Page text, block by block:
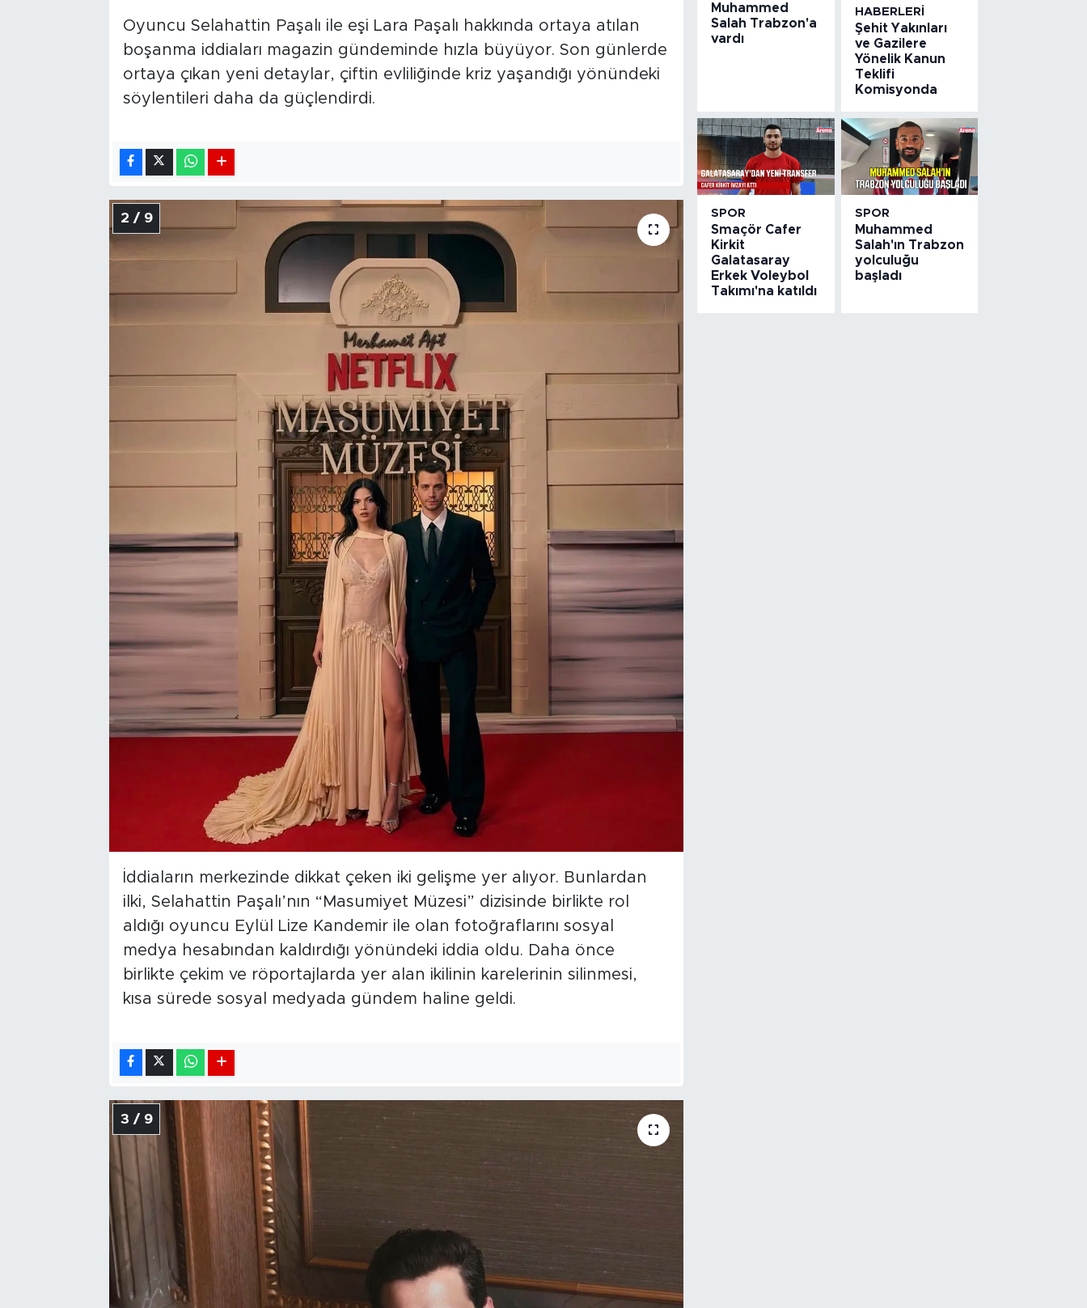
Oyuncu Selahattin Paşalı ile eşi Lara Paşalı hakkında ortaya atılan
boşanma iddiaları magazin gündeminde hızla büyüyor. Son günlerde
ortaya çıkan yeni detaylar, çiftin evliliğinde kriz yaşandığı yönündeki
söylentileri daha da güçlendirdi.
2 / 9
İddiaların merkezinde dikkat çeken iki gelişme yer alıyor. Bunlardan
ilki, Selahattin Paşalı’nın “Masumiyet Müzesi” dizisinde birlikte rol
aldığı oyuncu Eylül Lize Kandemir ile olan fotoğraflarını sosyal
medya hesabından kaldırdığı yönündeki iddia oldu. Daha önce
birlikte çekim ve röportajlarda yer alan ikilinin karelerinin silinmesi,
kısa sürede sosyal medyada gündem haline geldi.
3 / 9
Muhammed
Salah Trabzon'a
vardı
HABERLERI
Şehit Yakınları
ve Gazilere
Yönelik Kanun
Teklifi
Komisyonda
SPOR
Smaçör Cafer
Kirkit
Galatasaray
Erkek Voleybol
Takımı'na katıldı
SPOR
Muhammed
Salah'ın Trabzon
yolculuğu
başladı